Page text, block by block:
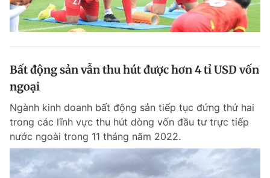
Bất động sản vẫn thu hút được hơn 4 tỉ USD vốn
ngoại
Ngành kinh doanh bất động sản tiếp tục đứng thứ hai
trong các lĩnh vực thu hút dòng vốn đầu tư trực tiếp
nước ngoài trong 11 tháng năm 2022.